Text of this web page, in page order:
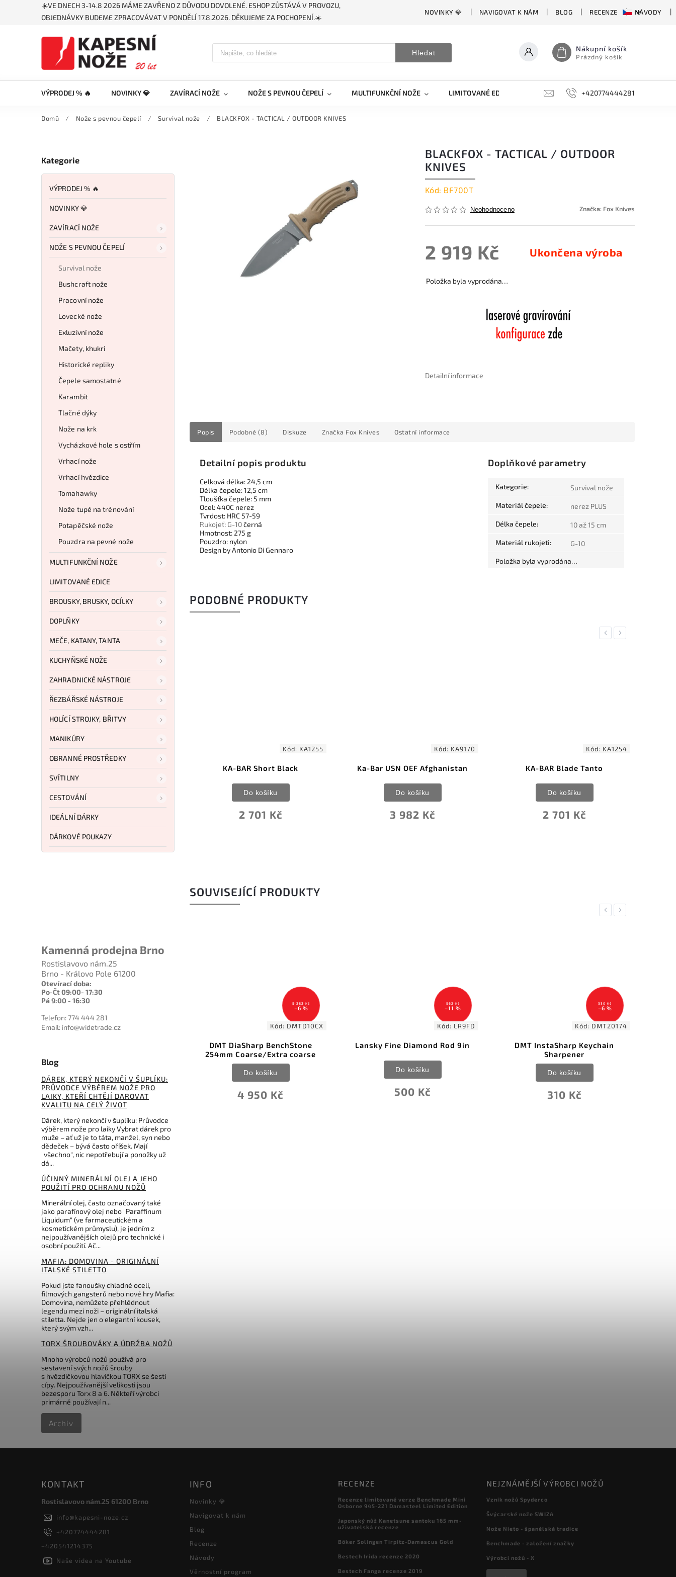
☀️VE DNECH 3-14.8 2026 MÁME ZAVŘENO Z DŮVODU DOVOLENÉ. ESHOP ZŮSTÁVÁ V PROVOZU,
OBJEDNÁVKY BUDEME ZPRACOVÁVAT V PONDĚLÍ 17.8.2026. DĚKUJEME ZA POCHOPENÍ.☀️
NOVINKY 💎 NAVIGOVAT K NÁM BLOG RECENZE NÁVODY
Hledat Nákupní košík
Prázdný košík
VÝPRODEJ % 🔥 NOVINKY 💎 ZAVÍRACÍ NOŽE NOŽE S PEVNOU ČEPELÍ MULTIFUNKČNÍ NOŽE LIMITOVANÉ EDICE BROUSKY, BRUSKY, OCÍLKY
+420774444281
Domů / Nože s pevnou čepelí / Survival nože / BLACKFOX - TACTICAL / OUTDOOR KNIVES
Kategorie
VÝPRODEJ % 🔥
NOVINKY 💎
ZAVÍRACÍ NOŽE
NOŽE S PEVNOU ČEPELÍ
Survival nože
Bushcraft nože
Pracovní nože
Lovecké nože
Exluzivní nože
Mačety, khukri
Historické repliky
Čepele samostatné
Karambit
Tlačné dýky
Nože na krk
Vycházkové hole s ostřím
Vrhací nože
Vrhací hvězdice
Tomahawky
Nože tupé na trénování
Potapěčské nože
Pouzdra na pevné nože
MULTIFUNKČNÍ NOŽE
LIMITOVANÉ EDICE
BROUSKY, BRUSKY, OCÍLKY
DOPLŇKY
MEČE, KATANY, TANTA
KUCHYŇSKÉ NOŽE
ZAHRADNICKÉ NÁSTROJE
ŘEZBÁŘSKÉ NÁSTROJE
HOLÍCÍ STROJKY, BŘITVY
MANIKÚRY
OBRANNÉ PROSTŘEDKY
SVÍTILNY
CESTOVÁNÍ
IDEÁLNÍ DÁRKY
DÁRKOVÉ POUKAZY
Kamenná prodejna Brno
Rostislavovo nám.25
Brno - Královo Pole 61200
Otevírací doba:
Po-Čt 09:00- 17:30
Pá 9:00 - 16:30
Telefon: 774 444 281
Email: info@widetrade.cz
Blog
DÁREK, KTERÝ NEKONČÍ V ŠUPLÍKU:
PRŮVODCE VÝBĚREM NOŽE PRO
LAIKY, KTEŘÍ CHTĚJÍ DAROVAT
KVALITU NA CELÝ ŽIVOT
Dárek, který nekončí v šuplíku: Průvodce
výběrem nože pro laiky Vybrat dárek pro
muže – ať už je to táta, manžel, syn nebo
dědeček – bývá často oříšek. Mají
"všechno", nic nepotřebují a ponožky už
dá...
ÚČINNÝ MINERÁLNÍ OLEJ A JEHO
POUŽITÍ PRO OCHRANU NOŽŮ
Minerální olej, často označovaný také
jako parafínový olej nebo "Paraffinum
Liquidum" (ve farmaceutickém a
kosmetickém průmyslu), je jedním z
nejpoužívanějších olejů pro technické i
osobní použití. Ač...
MAFIA: DOMOVINA - ORIGINÁLNÍ
ITALSKÉ STILETTO
Pokud jste fanoušky chladné oceli,
filmových gangsterů nebo nové hry Mafia:
Domovina, nemůžete přehlédnout
legendu mezi noži – originální italská
stiletta. Nejde jen o elegantní kousek,
který svým vzh...
TORX ŠROUBOVÁKY A ÚDRŽBA NOŽŮ
Mnoho výrobců nožů používá pro
sestavení svých nožů šrouby
s hvězdičkovou hlavičkou TORX se šesti
cípy. Nejpoužívanější velikosti jsou
bezesporu Torx 8 a 6. Někteří výrobci
primárně používají n...
Archiv
BLACKFOX - TACTICAL / OUTDOOR
KNIVES
Kód: BF700T
Neohodnoceno Značka: Fox Knives
2 919 Kč Ukončena výroba
Položka byla vyprodána…
Detailní informace
Popis Podobné (8) Diskuze Značka Fox Knives Ostatní informace
Detailní popis produktu
Celková délka: 24,5 cm
Délka čepele: 12,5 cm
Tloušťka čepele: 5 mm
Ocel: 440C nerez
Tvrdost: HRC 57-59
Rukojeť: G-10černá
Hmotnost: 275 g
Pouzdro: nylon
Design by Antonio Di Gennaro
Doplňkové parametry
Kategorie: Survival nože
Materiál čepele: nerez PLUS
Délka čepele: 10 až 15 cm
Materiál rukojeti: G-10
Položka byla vyprodána…
PODOBNÉ PRODUKTY
Previous
MT2077GY
Boot Knife
KA-BAR Short Black Ka-Bar USN OEF Afghanistan
3 982 Kč
KA-BAR Blade Tanto
2 701 Kč
Kód:
KA-BAR Full Size US
3 739 Kč
Next
SOUVISEJÍCÍ PRODUKTY
Previous
Kód:HSTROP
DMT DiaSharp BenchStone
254mm Coarse/Extra coarse
4 950 Kč
Lansky Fine Diamond Rod 9in
DMT InstaSharp Keychain
Flexcut Gold Polishing
Next
KONTAKT
Rostislavovo nám.25 61200 Brno
info@kapesni-noze.cz
+420774444281
+420541214375
Naše videa na Youtube
INFO
Novinky 💎
Navigovat k nám
Blog
Recenze
Návody
Věrnostní program
RECENZE
Recenze limitované verze Benchmade Mini
Osborne 945-221 Damasteel Limited Edition
Japonský nůž Kanetsune santoku 165 mm-
uživatelská recenze
Böker Solingen Tirpitz-Damascus Gold
Bestech Irida recenze 2020
Bestech Fanga recenze 2019
NEJZNÁMĚJŠÍ VÝROBCI NOŽŮ
Vznik nožů Spyderco
Švýcarské nože SWIZA
Nože Nieto - španělská tradice
Benchmade - založení značky
Výrobci nožů - X